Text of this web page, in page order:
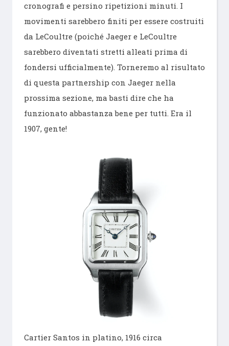
cronografi e persino ripetizioni minuti. I
movimenti sarebbero finiti per essere costruiti
da LeCoultre (poiché Jaeger e LeCoultre
sarebbero diventati stretti alleati prima di
fondersi ufficialmente). Torneremo al risultato
di questa partnership con Jaeger nella
prossima sezione, ma basti dire che ha
funzionato abbastanza bene per tutti. Era il
1907, gente!
Cartier Santos in platino, 1916 circa